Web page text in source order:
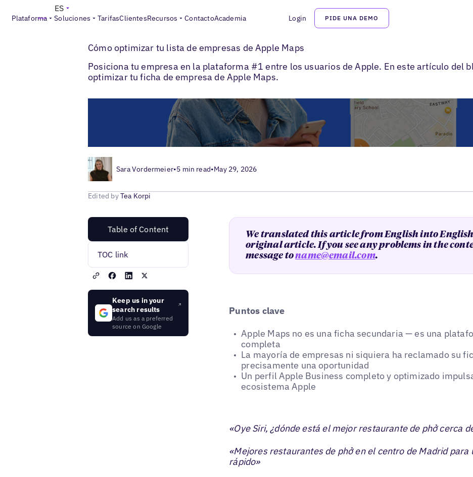
Plataforma Soluciones TarifasClientesRecursos ContactoAcademia Login PIDE UNA DEMO
ES
Blogs > Optimización de fichas locales> Fichas Apple Maps para empresas
Cómo optimizar tu lista de empresas de Apple Maps
Posiciona tu empresa en la plataforma #1 entre los usuarios de Apple. En este artículo del
optimizar tu ficha de empresa de Apple Maps.
Sara Vordermeier•5 min read•May 29, 2026
Edited byTea Korpi
Table of Content
TOC link
Keep us in your
search results
Add us as a preferred
source on Google
We translated this article from English into
original article. If you see any problems in the
message toname@email.com.
Puntos clave
Apple Maps no es una ficha secundaria — es una
completa
La mayoría de empresas ni siquiera ha reclamado su
precisamente una oportunidad
Un perfil Apple Business completo y optimizado
ecosistema Apple
«Oye Siri, ¿dónde está el mejor restaurante de phở cerca
«Mejores restaurantes de phở en el centro de Madrid para
rápido»